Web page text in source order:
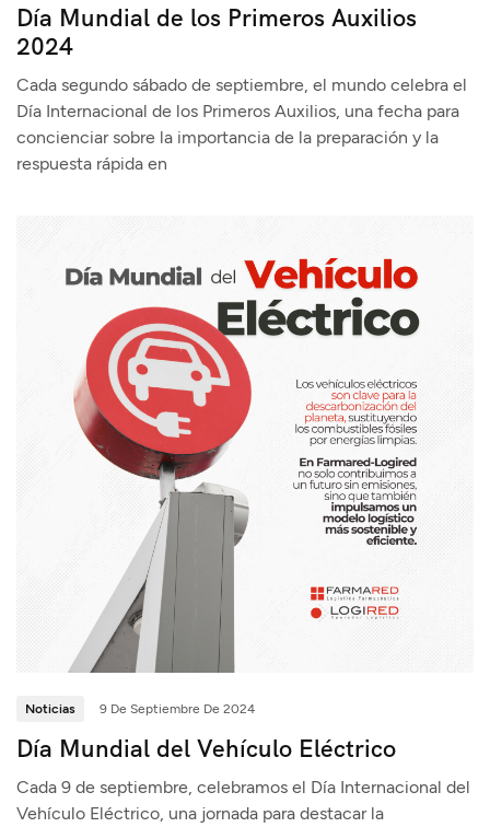
Día Mundial de los Primeros Auxilios
2024
Cada segundo sábado de septiembre, el mundo celebra el
Día Internacional de los Primeros Auxilios, una fecha para
concienciar sobre la importancia de la preparación y la
respuesta rápida en
Noticias 9 De Septiembre De 2024
Día Mundial del Vehículo Eléctrico
Cada 9 de septiembre, celebramos el Día Internacional del
Vehículo Eléctrico, una jornada para destacar la